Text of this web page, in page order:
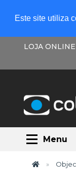
Este site utiliza
LOJA
Menu